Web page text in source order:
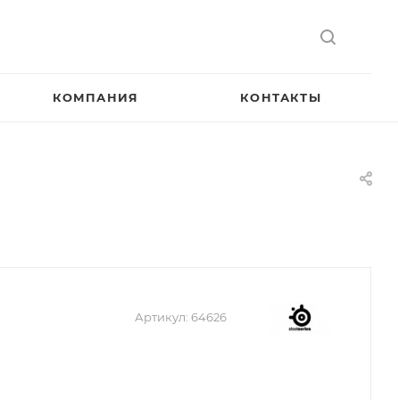
КОМПАНИЯ КОНТАКТЫ
Артикул: 64626